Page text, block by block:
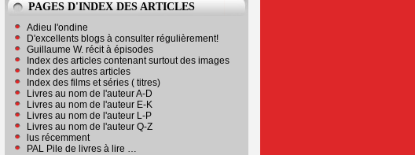
PAGES D'INDEX DES ARTICLES
Adieu l'ondine
D'excellents blogs à consulter régulièrement!
Guillaume W. récit à épisodes
Index des articles contenant surtout des images
Index des autres articles
Index des films et séries ( titres)
Livres au nom de l'auteur A-D
Livres au nom de l'auteur E-K
Livres au nom de l'auteur L-P
Livres au nom de l'auteur Q-Z
lus récemment
PAL Pile de livres à lire …